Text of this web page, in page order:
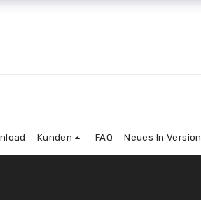
Kunden FAQ Neues In Version